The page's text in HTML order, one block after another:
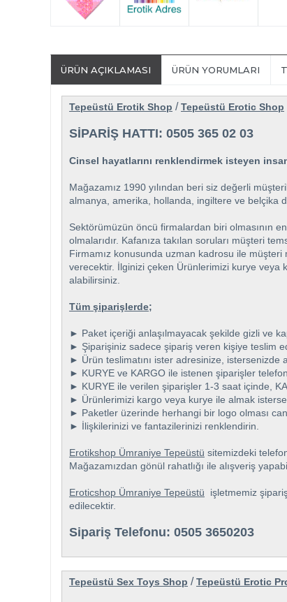
ÜRÜN AÇIKLAMASI ÜRÜN YORUMLARI
Tepeüstü Erotik Shop /Tepeüstü Erotic Shop
SİPARİŞ HATTI: 0505 365 02 03
Cinsel hayatlarını renklendirmek isteyen
Mağazamız 1990 yılından beri siz değerli
almanya, amerika, hollanda, ingiltere ve belçika
Sektörümüzün öncü firmalardan biri olmasının
olmalarıdır. Kafanıza takılan soruları müşteri
Firmamız konusunda uzman kadrosu ile
verecektir. İlginizi çeken Ürünlerimizi kurye veya
alabilirsiniz.
Tüm şiparişlerde;
► Paket içeriği anlaşılmayacak şekilde gizli ve
► Şiparişiniz sadece şipariş veren kişiye teslim
► Ürün teslimatını ister adresinize, istersenizde
► KURYE ve KARGO ile istenen şiparişler
► KURYE ile verilen şiparişler 1-3 saat içinde,
► Ürünlerimizi kargo veya kurye ile almak
► Paketler üzerinde herhangi bir logo olması
► İlişkilerinizi ve fantazilerinizi renklendirin.
Erotikshop Ümraniye Tepeüstü sitemizdeki
Mağazamızdan gönül rahatlığı ile alışveriş
Eroticshop Ümraniye Tepeüstü işletmemiz
edilecektir.
Sipariş Telefonu: 0505 3650203
Tepeüstü Sex Toys Shop /Tepeüstü Erotic